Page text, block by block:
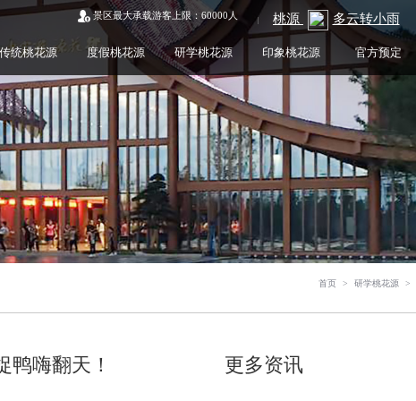
景区最大承载游客上限：60000人
传统桃花源 度假桃花源 研学桃花源 印象桃花源 官方预定
首页 > 研学桃花源 >
鸭嗨翻天！ 更多资讯